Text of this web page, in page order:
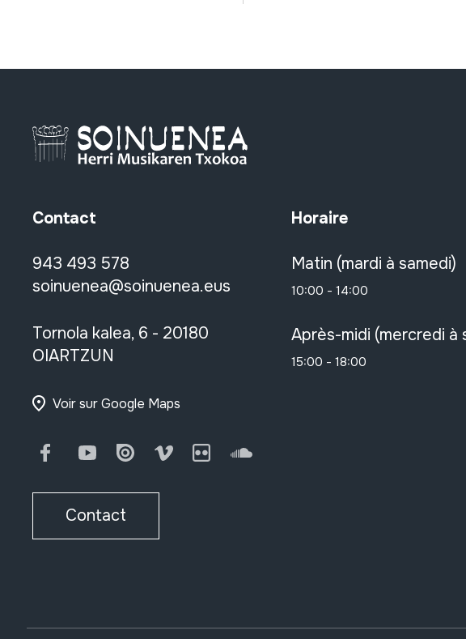
Contact
943 493 578
soinuenea@soinuenea.eus
Tornola kalea, 6 - 20180
OIARTZUN
Voir sur Google Maps
FacebookYoutubeIssuu Vimeo FlickrSoundCloud
Contact
Horaire
Matin (mardi à samedi)
10:00 - 14:00
Après-midi (mercredi à
15:00 - 18:00